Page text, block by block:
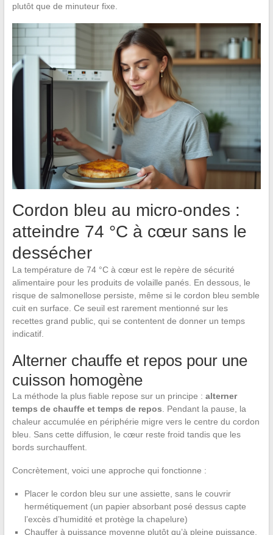
plutôt que de minuteur fixe.
Cordon bleu au micro-ondes :
atteindre 74 °C à cœur sans le
dessécher
La température de 74 °C à cœur est le repère de sécurité
alimentaire pour les produits de volaille panés. En dessous, le
risque de salmonellose persiste, même si le cordon bleu semble
cuit en surface. Ce seuil est rarement mentionné sur les
recettes grand public, qui se contentent de donner un temps
indicatif.
Alterner chauffe et repos pour une
cuisson homogène
La méthode la plus fiable repose sur un principe : alterner
temps de chauffe et temps de repos . Pendant la pause, la
chaleur accumulée en périphérie migre vers le centre du cordon
bleu. Sans cette diffusion, le cœur reste froid tandis que les
bords surchauffent.
Concrètement, voici une approche qui fonctionne :
Placer le cordon bleu sur une assiette, sans le couvrir
hermétiquement (un papier absorbant posé dessus capte
l’excès d’humidité et protège la chapelure)
Chauffer à puissance moyenne plutôt qu’à pleine puissance,